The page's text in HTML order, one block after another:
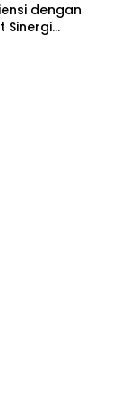
dengan
Sinergi
Karawo